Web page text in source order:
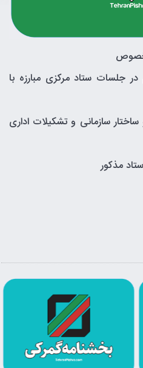
خصوص
جلسات ستاد مرکزی مبارزه با
سازمانی و تشکیلات اداری
مذکور